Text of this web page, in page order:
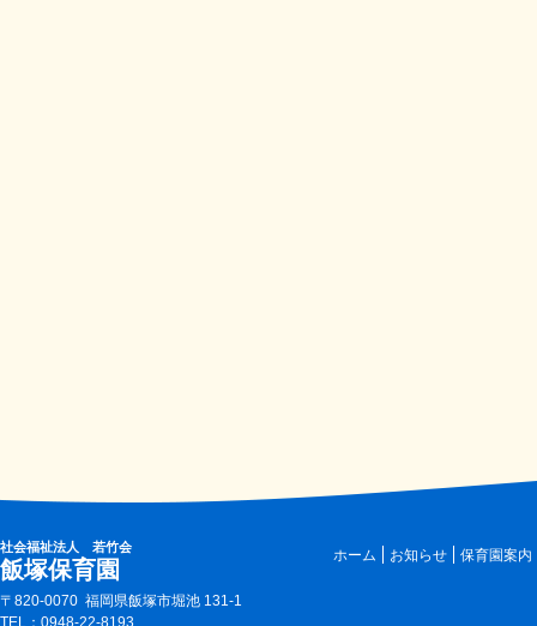
社会福祉法人 若竹会
飯塚保育園
〒820-0070 福岡県飯塚市堀池 131-1
TEL：0948-22-8193
ホーム お知らせ 保育園案内